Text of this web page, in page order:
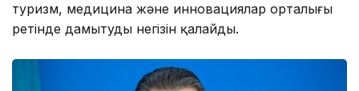
туризм, медицина және инновациялар орталығы
ретінде дамытудың негізін қалайды.